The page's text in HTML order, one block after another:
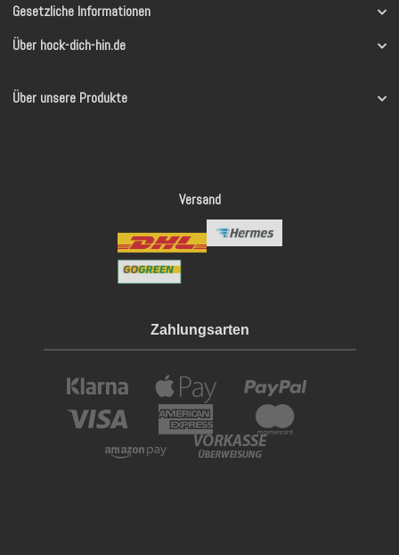
Gesetzliche Informationen
Über hock-dich-hin.de
Über unsere Produkte
Versand
Zahlungsarten